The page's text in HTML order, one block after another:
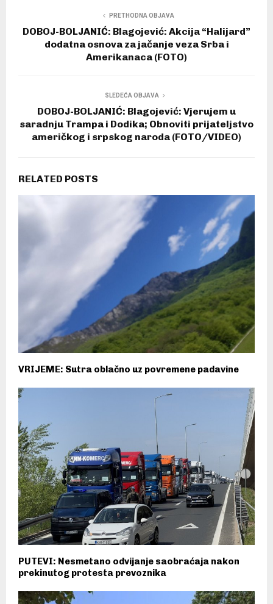
PRETHODNA OBJAVA
DOBOJ-BOLJANIĆ: Blagojević: Akcija “Halijard”
dodatna osnova za jačanje veza Srba i
Amerikanaca (FOTO)
SLEDEĆA OBJAVA
DOBOJ-BOLJANIĆ: Blagojević: Vjerujem u
saradnju Trampa i Dodika; Obnoviti prijateljstvo
američkog i srpskog naroda (FOTO/VIDEO)
RELATED POSTS
VRIJEME: Sutra oblačno uz povremene padavine
PUTEVI: Nesmetano odvijanje saobraćaja nakon
prekinutog protesta prevoznika